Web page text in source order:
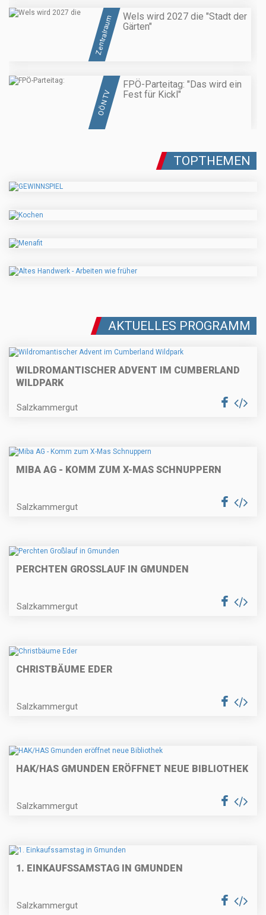
Zentralraum
Wels wird 2027 die "Stadt der
Gärten"
OÖN TV
FPÖ-Parteitag: "Das wird ein
Fest für Kickl"
TOPTHEMEN
AKTUELLES PROGRAMM
WILDROMANTISCHER ADVENT IM CUMBERLAND
WILDPARK
Salzkammergut
MIBA AG - KOMM ZUM X-MAS SCHNUPPERN
Salzkammergut
PERCHTEN GROSSLAUF IN GMUNDEN
Salzkammergut
CHRISTBÄUME EDER
Salzkammergut
HAK/HAS GMUNDEN ERÖFFNET NEUE BIBLIOTHEK
Salzkammergut
1. EINKAUFSSAMSTAG IN GMUNDEN
Salzkammergut